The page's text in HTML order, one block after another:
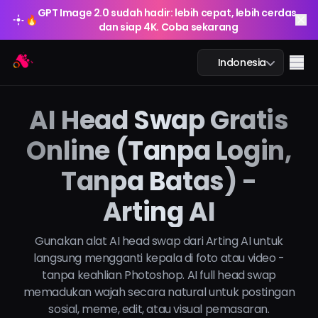
🔥GPT Image 2.0 sudah hadir: lebih cepat, lebih cerdas,
dan siap 4K. Coba sekarang
Indonesia
Obrolan AI
Pembelajaran AI
Video AI
Alat AI
🔥
GPT Image 2.0 sudah hadir: lebih cepat, lebih cerdas,
AI Head Swap Gratis
Online (Tanpa Login,
Tanpa Batas) -
Arting AI
Gunakan alat AI head swap dari Arting AI untuk
langsung mengganti kepala di foto atau video -
tanpa keahlian Photoshop. AI full head swap
memadukan wajah secara natural untuk postingan
sosial, meme, edit, atau visual pemasaran.